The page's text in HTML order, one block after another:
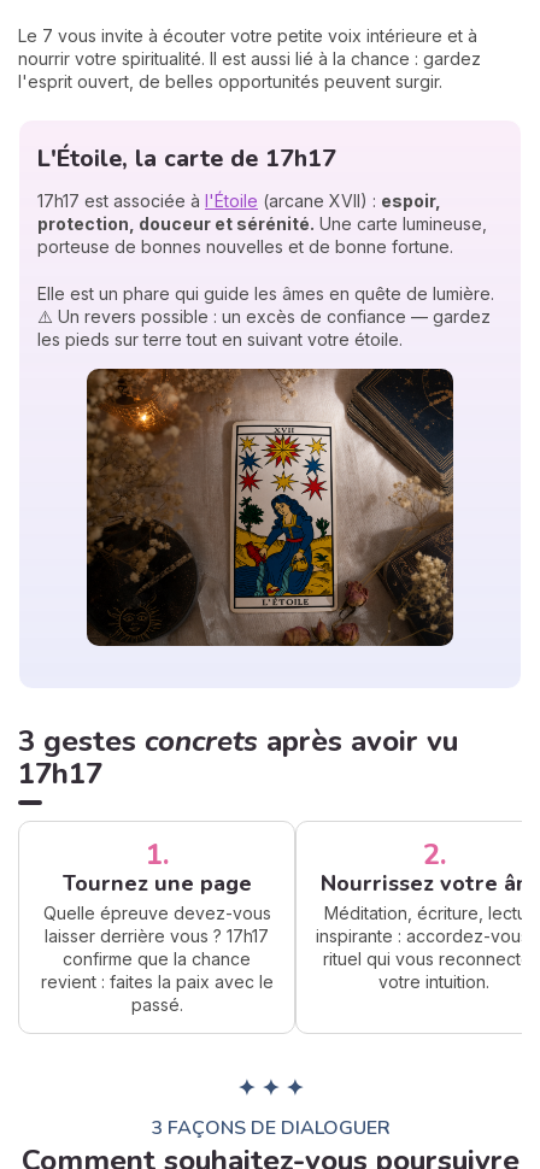
Le 7 vous invite à écouter votre petite voix intérieure et à
nourrir votre spiritualité. Il est aussi lié à la chance : gardez
l'esprit ouvert, de belles opportunités peuvent surgir.
L'Étoile, la carte de 17h17
17h17 est associée à l'Étoile (arcane XVII) : espoir,
protection, douceur et sérénité. Une carte lumineuse,
porteuse de bonnes nouvelles et de bonne fortune.
Elle est un phare qui guide les âmes en quête de lumière.
⚠️ Un revers possible : un excès de confiance — gardez
les pieds sur terre tout en suivant votre étoile.
3 gestes concrets après avoir vu
17h17
1.
Tournez une page
Quelle épreuve devez-vous
laisser derrière vous ? 17h17
confirme que la chance
revient : faites la paix avec le
passé.
2.
Nourrissez votre
Méditation, écriture,
inspirante : accordez-vous
rituel qui vous reconnecte
votre intuition.
✦ ✦ ✦
3 FAÇONS DE DIALOGUER
Comment souhaitez-vous poursuivre